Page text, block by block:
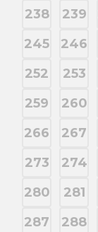
238
239
245
246
252
253
259
260
266
267
273
274
280
281
287
288